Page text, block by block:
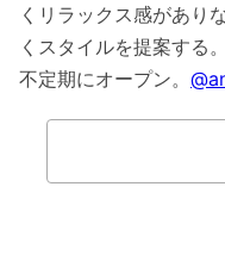
くリラックス感があり
くスタイルを提案する
不定期にオープン。